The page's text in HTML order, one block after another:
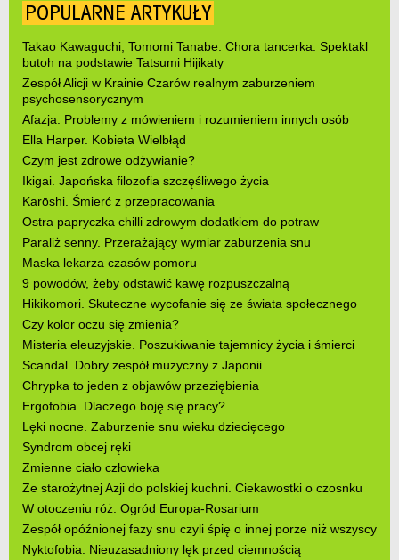
POPULARNE ARTYKUŁY
Takao Kawaguchi, Tomomi Tanabe: Chora tancerka. Spektakl
butoh na podstawie Tatsumi Hijikaty
Zespół Alicji w Krainie Czarów realnym zaburzeniem
psychosensorycznym
Afazja. Problemy z mówieniem i rozumieniem innych osób
Ella Harper. Kobieta Wielbłąd
Czym jest zdrowe odżywianie?
Ikigai. Japońska filozofia szczęśliwego życia
Karōshi. Śmierć z przepracowania
Ostra papryczka chilli zdrowym dodatkiem do potraw
Paraliż senny. Przerażający wymiar zaburzenia snu
Maska lekarza czasów pomoru
9 powodów, żeby odstawić kawę rozpuszczalną
Hikikomori. Skuteczne wycofanie się ze świata społecznego
Czy kolor oczu się zmienia?
Misteria eleuzyjskie. Poszukiwanie tajemnicy życia i śmierci
Scandal. Dobry zespół muzyczny z Japonii
Chrypka to jeden z objawów przeziębienia
Ergofobia. Dlaczego boję się pracy?
Lęki nocne. Zaburzenie snu wieku dziecięcego
Syndrom obcej ręki
Zmienne ciało człowieka
Ze starożytnej Azji do polskiej kuchni. Ciekawostki o czosnku
W otoczeniu róż. Ogród Europa-Rosarium
Zespół opóźnionej fazy snu czyli śpię o innej porze niż wszyscy
Nyktofobia. Nieuzasadniony lęk przed ciemnością